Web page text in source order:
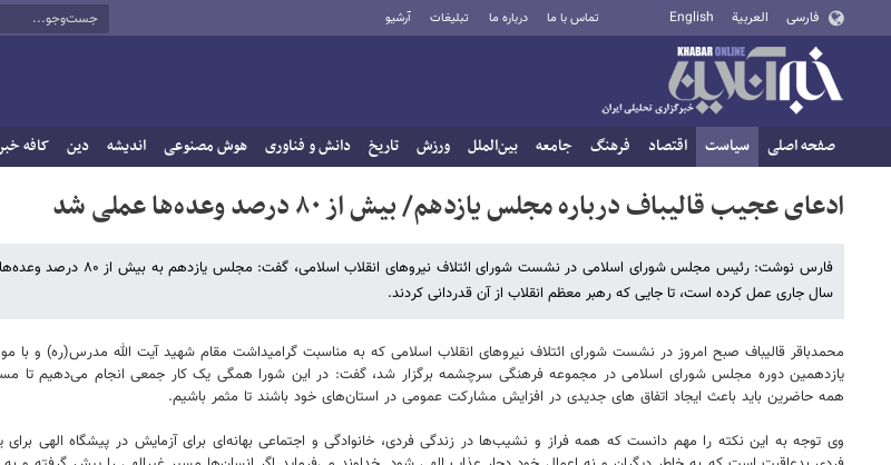
فارسی العربية English تماس با ما درباره ما تبلیغات آرشیو
صفحه اصلی سیاست اقتصاد فرهنگ جامعه بین‌الملل ورزش تاریخ دانش و فناوری هوش مصنوعی اندیشه دین کافه
ادعای عجیب قالیباف درباره مجلس یازدهم/ بیش از ۸۰ درصد وعده‌ها عملی شد
فارس نوشت: رئیس مجلس شورای اسلامی در نشست
سال جاری عمل کرده است، تا جایی که رهبر معظم انقلاب از آن قدردانی کردند.
محمدباقر قالیباف صبح امروز در نشست شورای ائتلاف نیروهای انقلاب اسلامی که به مناسبت گرامیداشت مقام شهید آیت الله مدرس(ره) و با
یازدهمین دوره مجلس شورای اسلامی در مجموعه فرهنگی سرچشمه برگزار شد، گفت: در این شورا همگی یک کار جمعی انجام می‌دهیم تا
همه حاضرین باید باعث ایجاد اتفاق های جدیدی در افزایش مشارکت عمومی در استان‌های خود باشند تا مثمر باشیم.
وی توجه به این نکته را مهم دانست که همه فراز و نشیب‌ها در زندگی فردی، خانوادگی و اجتماعی بهانه‌ای برای آزمایش در پیشگاه الهی